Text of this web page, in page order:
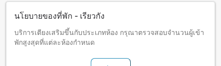
นโยบายของที่พัก - เรียวกัง
บริการเตียงเสริมขึ้นกับประเภทห้อง กรุณาตรวจสอบจำนวนผู้เข้า
พักสูงสุดที่แต่ละห้องกำหนด